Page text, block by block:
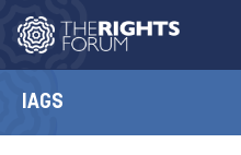
IAGS